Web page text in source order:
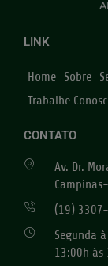
LINK
Home Sobre
Trabalhe
CONTATO
Av. Dr.
(19)
Segunda
13:00h às